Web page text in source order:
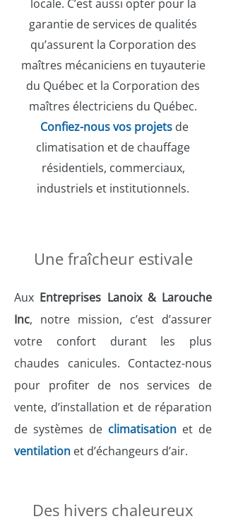
locale. C’est aussi opter pour la
garantie de services de qualités
qu’assurent la Corporation des
maîtres mécaniciens en tuyauterie
du Québec et la Corporation des
maîtres électriciens du Québec.
Confiez-nous vos projets de
climatisation et de chauffage
résidentiels, commerciaux,
industriels et institutionnels.
Une fraîcheur estivale
Aux Entreprises Lanoix & Larouche
Inc, notre mission, c’est d’assurer
votre confort durant les plus
chaudes canicules. Contactez-nous
pour profiter de nos services de
vente, d’installation et de réparation
de systèmes de climatisation et de
ventilation et d’échangeurs d’air.
Des hivers chaleureux